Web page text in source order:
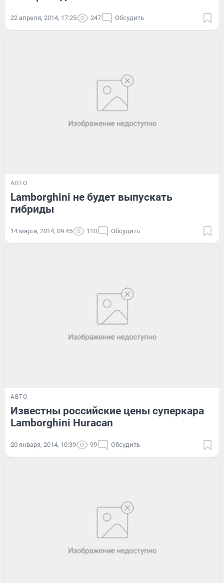
22 апреля, 2014, 17:25 247 Обсудить
АВТО
Lamborghini не будет выпускать
гибриды
14 марта, 2014, 09:45 110 Обсудить
АВТО
Известны российские цены суперкара
Lamborghini Huracan
20 января, 2014, 10:39 99 Обсудить